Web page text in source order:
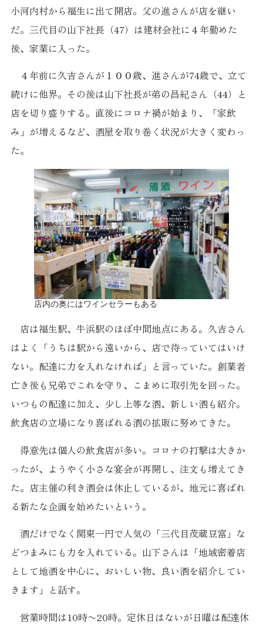
小河内村から福生に出て開店。父の進さんが店を継い
だ。三代目の山下社長（47）は建材会社に４年勤めた
後、家業に入った。
４年前に久吉さんが１００歳、進さんが74歳で、立て
続けに他界。その後は山下社長が弟の昌紀さん（44）と
店を切り盛りする。直後にコロナ禍が始まり、「家飲
み」が増えるなど、酒屋を取り巻く状況が大きく変わっ
た。
店内の奥にはワインセラーもある
店は福生駅、牛浜駅のほぼ中間地点にある。久吉さん
はよく「うちは駅から遠いから、店で待っていてはいけ
ない。配達に力を入れなければ」と言っていた。創業者
亡き後も兄弟でこれを守り、こまめに取引先を回った。
いつもの配達に加え、少し上等な酒、新しい酒も紹介。
飲食店の立場になり喜ばれる酒の拡販に努めてきた。
得意先は個人の飲食店が多い。コロナの打撃は大きか
ったが、ようやく小さな宴会が再開し、注文も増えてき
た。店主催の利き酒会は休止しているが、地元に喜ばれ
る新たな企画を始めたいという。
酒だけでなく関東一円で人気の「三代目茂蔵豆富」な
どつまみにも力を入れている。山下さんは「地域密着店
として地酒を中心に、おいしい物、良い酒を紹介してい
きます」と話す。
営業時間は10時〜20時。定休日はないが日曜は配達休